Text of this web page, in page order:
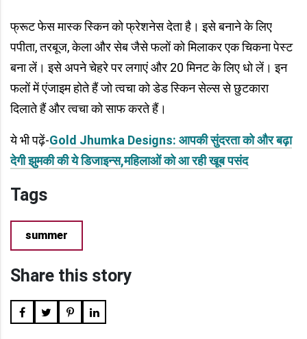
फ्रूट फेस मास्क स्किन को फ्रेशनेस देता है। इसे बनाने के लिए
पपीता, तरबूज, केला और सेब जैसे फलों को मिलाकर एक चिकना पेस्ट
बना लें। इसे अपने चेहरे पर लगाएं और 20 मिनट के लिए धो लें। इन
फलों में एंजाइम होते हैं जो त्वचा को डेड स्किन सेल्स से छुटकारा
दिलाते हैं और त्वचा को साफ करते हैं।
ये भी पढ़ें-Gold Jhumka Designs: आपकी सुंदरता को और बढ़ा
देगी झुमकी की ये डिजाइन्स,महिलाओं को आ रही खूब पसंद
Tags
summer
Share this story